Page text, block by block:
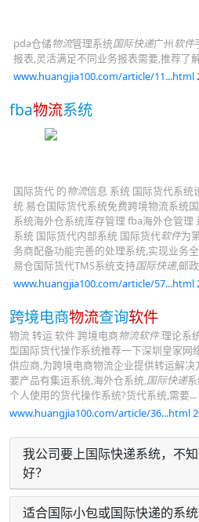
pda仓储物流管理系统国际快递广州软件
报表,灵活满足不同业务报表需要,推荐了
www.huangjia100.com/article/11...html
fba物流系统
国际货代 的物流信息 系统 国际货代系统
统 易仓国际货代系统免费跨境物流系统
系统海外仓系统库存管理 fba海外仓管理
系统 国际货代内部系统 国际货代软件为
务商配备功能完善的处理系统,实现业务全
易仓国际货代TMS系统支持国际快递,邮
www.huangjia100.com/article/57...html
跨境电商物流查询软件
物流 转运 软件 跨境电商物流软件理论系
型国际货代操作系统推荐一下深圳皇家网
供应商,为跨境电商物流企业提供转运解
要产品有集运系统,海外仓系统,国际快递
个人使用的货代操作系统?货代系统,需要...
www.huangjia100.com/article/36...html
我公司要上国际快递系统，不
好？
适合国际小包或国际快递的系统